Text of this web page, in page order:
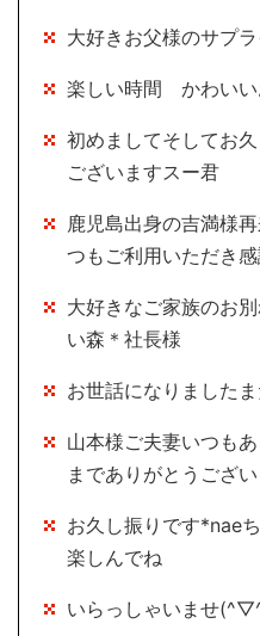
大好きお父様のサプ
楽しい時間 かわいい
初めましてそしてお
ございますスー君
鹿児島出身の吉満様
つもご利用いただき
大好きなご家族のお
い森＊社長様
お世話になりました
山本様ご夫妻いつも
までありがとうござ
お久し振りです*nae
楽しんでね
いらっしゃいませ